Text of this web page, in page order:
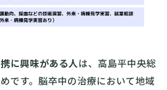
に興味がある人は、高島平中央総
です。脳卒中の治療において地域